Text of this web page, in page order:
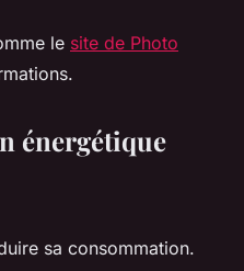
le site de Photo
énergétique
sa consommation.